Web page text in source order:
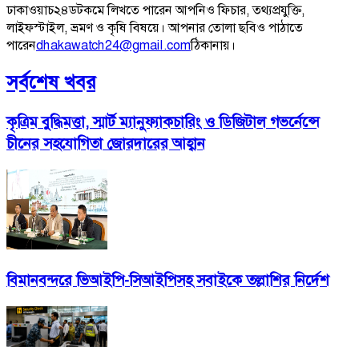
ঢাকাওয়াচ২৪ডটকমে লিখতে পারেন আপনিও ফিচার, তথ্যপ্রযুক্তি,
লাইফস্টাইল, ভ্রমণ ও কৃষি বিষয়ে। আপনার তোলা ছবিও পাঠাতে
পারেনdhakawatch24@gmail.comঠিকানায়।
সর্বশেষ খবর
কৃত্রিম বুদ্ধিমত্তা, স্মার্ট ম্যানুফ্যাকচারিং ও ডিজিটাল গভর্নেন্সে
চীনের সহযোগিতা জোরদারের আহ্বান
বিমানবন্দরে ভিআইপি-সিআইপিসহ সবাইকে তল্লাশির নির্দেশ